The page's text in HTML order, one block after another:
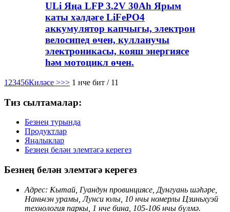
ULi Яңа LFP 3.2V 30Ah Ярым
каты хәлдәге LiFePO4
аккумулятор капчыгы, электрон
велосипед өчен, кулланучы
электроникасы, кояш энергиясе
һәм мотоцикл өчен.
1 23456Киләсе >>> 1 нче бит / 11
Тиз сылтамалар:
Безнең турында
Продуктлар
Яңалыклар
Безнең белән элемтәгә керегез
Безнең белән элемтәгә керегез
Адрес: Кытай, Гуандун провинциясе, Дунгуань шәһәре,
Наньчэн урамы, Лунси юлы, 10 нчы номерлы Цзиньхуэй
технология паркы, 1 нче бина, 105-106 нчы бүлмә.